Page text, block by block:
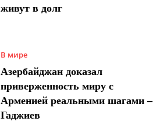
живут в долг
В мире
Азербайджан доказал
приверженность миру с
Арменией реальными шагами –
Гаджиев